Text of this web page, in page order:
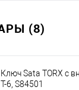
(8)
Ключ Sata TORX с
Т-6, S84501